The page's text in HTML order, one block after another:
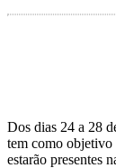
Dos dias 24 a 28
tem como objetivo
estarão presentes